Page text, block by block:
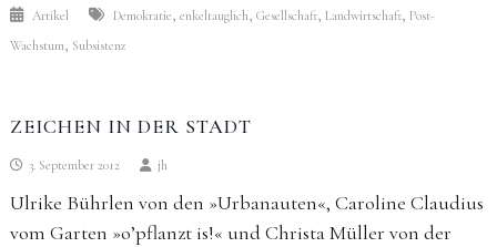
Artikel Demokratie, enkeltauglich, Gesellschaft, Landwirtschaft, Post-
Wachstum, Subsistenz
ZEICHEN IN DER STADT
3. September 2012 jh
Ulrike Bührlen von den »Urbanauten«, Caroline Claudius
vom Garten »o’pflanzt is!« und Christa Müller von der